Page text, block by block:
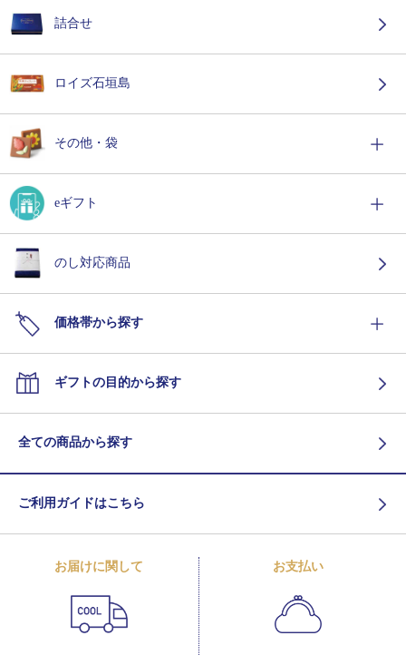
詰合せ
ロイズ石垣島
その他・袋
eギフト
のし対応商品
価格帯から探す
ギフトの目的から探す
全ての商品から探す
ご利用ガイドはこちら
お届けに関して お支払い